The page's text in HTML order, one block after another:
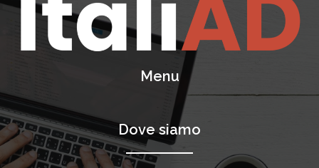
Menu
Dove siamo